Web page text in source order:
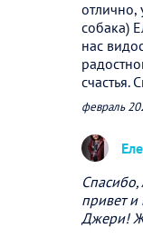
отлично,
собака)
нас
счастья.
февраль
привет
Джери!